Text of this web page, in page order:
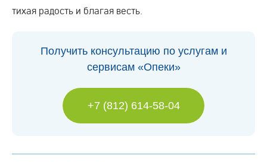
тихая радость и благая весть.
Получить консультацию по услугам и
сервисам «Опеки»
+7 (812) 614-58-04